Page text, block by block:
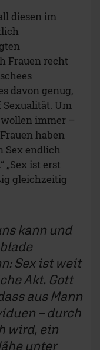
diesen im
Frauen recht
davon genug,
Um
immer –
haben
Sex endlich
„Sex ist erst
gleichzeitig
kann und
Sex ist weit
Akt. Gott
aus Mann
– durch
wird, ein
unter